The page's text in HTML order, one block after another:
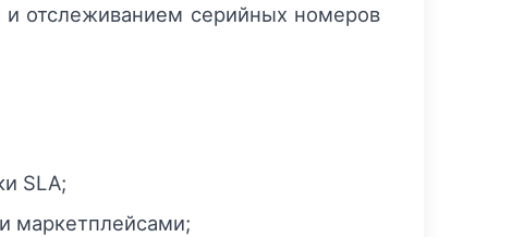
отслеживанием серийных номеров
SLA;
маркетплейсами;